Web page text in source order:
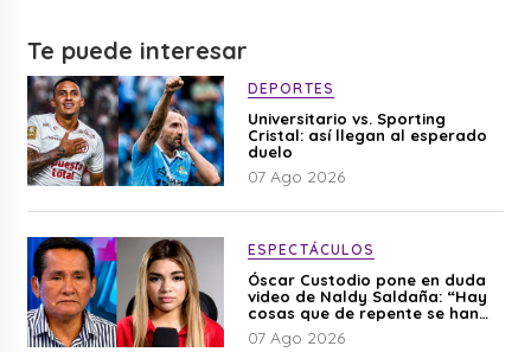
Te puede interesar
DEPORTES
Universitario vs. Sporting
Cristal: así llegan al esperado
duelo
07 Ago 2026
ESPECTÁCULOS
Óscar Custodio pone en duda
video de Naldy Saldaña: “Hay
cosas que de repente se han
editado”
07 Ago 2026